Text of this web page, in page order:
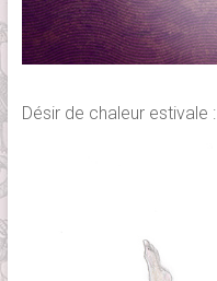
Désir de chaleur estivale :